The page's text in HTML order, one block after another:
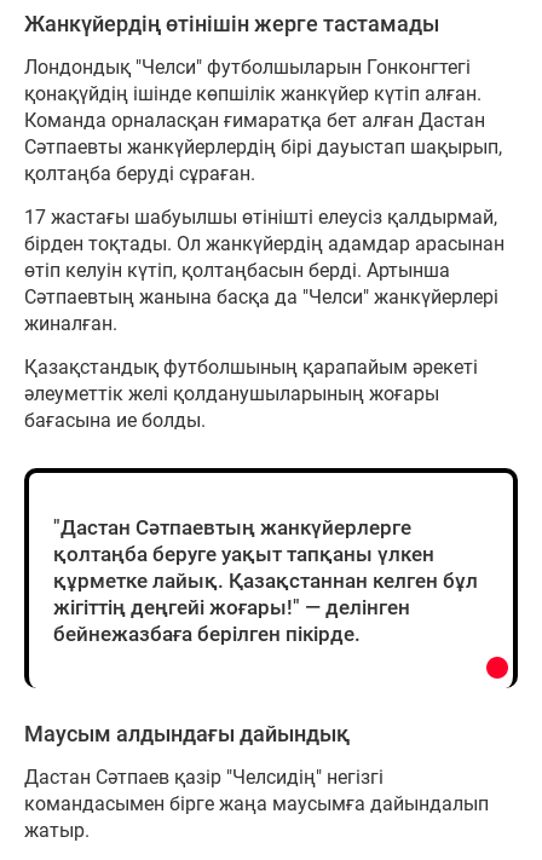
Жанкүйердің өтінішін жерге тастамады
Лондондық "Челси" футболшыларын Гонконгтегі
қонақүйдің ішінде көпшілік жанкүйер күтіп алған.
Команда орналасқан ғимаратқа бет алған Дастан
Сәтпаевты жанкүйерлердің бірі дауыстап шақырып,
қолтаңба беруді сұраған.
17 жастағы шабуылшы өтінішті елеусіз қалдырмай,
бірден тоқтады. Ол жанкүйердің адамдар арасынан
өтіп келуін күтіп, қолтаңбасын берді. Артынша
Сәтпаевтың жанына басқа да "Челси" жанкүйерлері
жиналған.
Қазақстандық футболшының қарапайым әрекеті
әлеуметтік желі қолданушыларының жоғары
бағасына ие болды.
"Дастан Сәтпаевтың жанкүйерлерге
қолтаңба беруге уақыт тапқаны үлкен
құрметке лайық. Қазақстаннан келген бұл
жігіттің деңгейі жоғары!" — делінген
бейнежазбаға берілген пікірде.
Маусым алдындағы дайындық
Дастан Сәтпаев қазір "Челсидің" негізгі
командасымен бірге жаңа маусымға дайындалып
жатыр.